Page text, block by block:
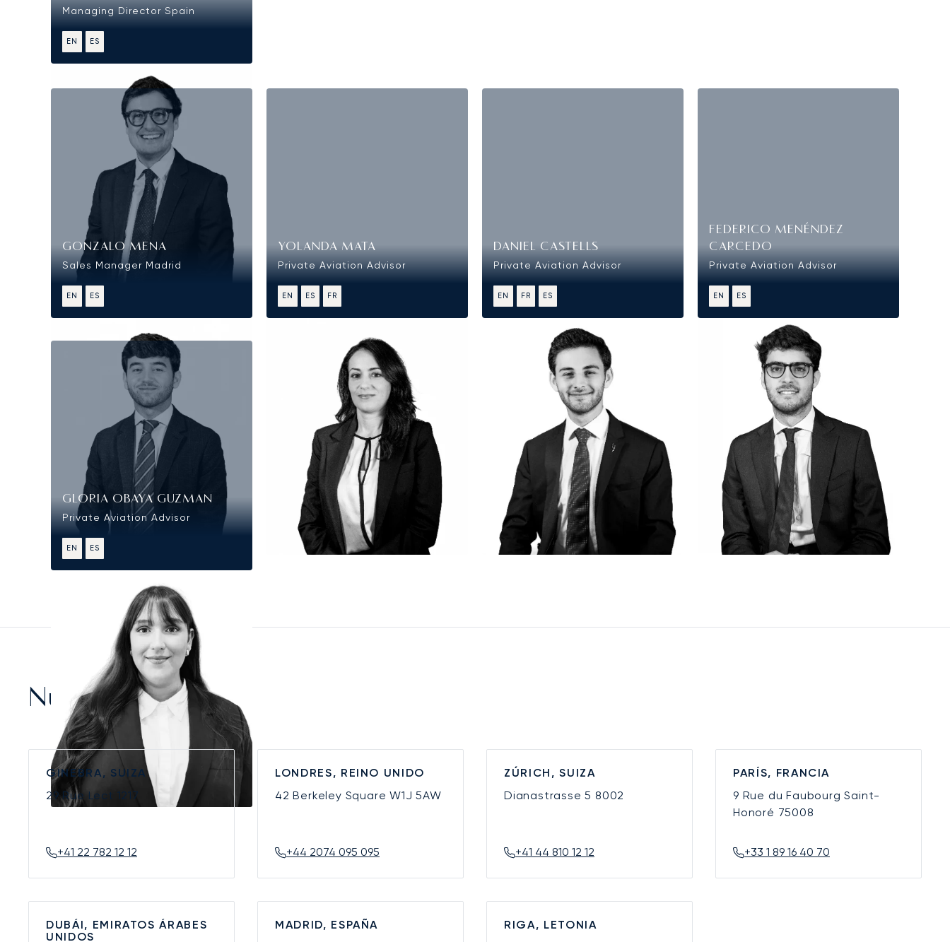
Managing Director Spain
EN ES
GONZALO MENA
Sales Manager Madrid
EN ES
YOLANDA MATA
Private Aviation Advisor
EN ES FR
DANIEL CASTELLS
Private Aviation Advisor
EN FR ES
FEDERICO MENÉNDEZ
CARCEDO
Private Aviation Advisor
EN ES
GLORIA OBAYA GUZMAN
Private Aviation Advisor
EN ES
Nuestras Oficinas
GINEBRA, SUIZA
29 Rue Lect 1217
+41 22 782 12 12
LONDRES, REINO UNIDO
42 Berkeley SquareW1J 5AW
+44 2074 095 095
ZÚRICH, SUIZA
Dianastrasse 5 8002
+41 44 810 12 12
PARÍS, FRANCIA
9 Rue du Faubourg Saint-
Honoré 75008
+33 1 89 16 40 70
DUBÁI, EMIRATOS ÁRABES
UNIDOS
MADRID, ESPAÑA
RIGA, LETONIA